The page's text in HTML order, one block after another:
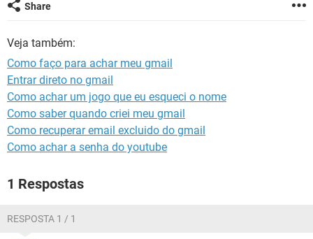
Share
Veja também:
Como faço para achar meu gmail
Entrar direto no gmail
Como achar um jogo que eu esqueci o nome
Como saber quando criei meu gmail
Como recuperar email excluido do gmail
Como achar a senha do youtube
1 Respostas
RESPOSTA 1 / 1